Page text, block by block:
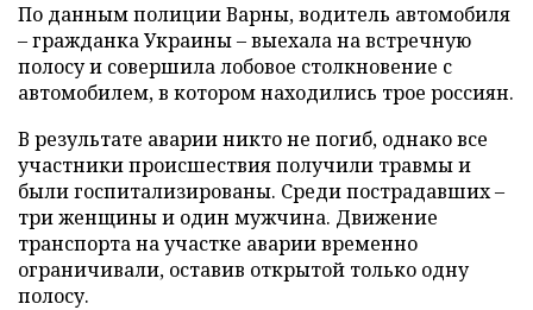
По данным полиции Варны, водитель автомобиля
– гражданка Украины – выехала на встречную
полосу и совершила лобовое столкновение с
автомобилем, в котором находились трое россиян.
В результате аварии никто не погиб, однако все
участники происшествия получили травмы и
были госпитализированы. Среди пострадавших –
три женщины и один мужчина. Движение
транспорта на участке аварии временно
ограничивали, оставив открытой только одну
полосу.